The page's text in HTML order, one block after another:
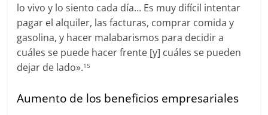
lo vivo y lo siento cada día… Es muy difícil intentar
pagar el alquiler, las facturas, comprar comida y
gasolina, y hacer malabarismos para decidir a
cuáles se puede hacer frente [y] cuáles se pueden
dejar de lado».15
Aumento de los beneficios empresariales